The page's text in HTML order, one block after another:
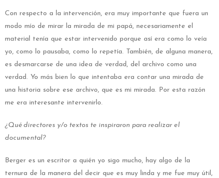
Con respecto a la intervención, era muy importante que fuera un
modo mío de mirar la mirada de mi papá, necesariamente el
material tenía que estar intervenido porque así era como lo veía
yo, como lo pausaba, como lo repetía. También, de alguna manera,
es desmarcarse de una idea de verdad, del archivo como una
verdad. Yo más bien lo que intentaba era contar una mirada de
una historia sobre ese archivo, que es mi mirada. Por esta razón
me era interesante intervenirlo.
¿Qué directores y/o textos te inspiraron para realizar el
documental?
Berger es un escritor a quién yo sigo mucho, hay algo de la
ternura de la manera del decir que es muy linda y me fue muy útil,